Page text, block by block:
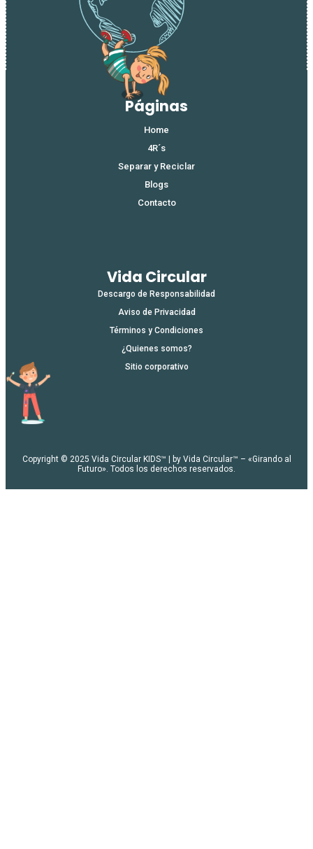
Páginas
Home
4R´s
Separar y Reciclar
Blogs
Contacto
Vida Circular
Descargo de Responsabilidad
Aviso de Privacidad
Términos y Condiciones
¿Quienes somos?
Sitio corporativo
Copyright © 2025 Vida Circular KIDS™ | by Vida Circular™ – «Girando al
Futuro». Todos los derechos reservados.